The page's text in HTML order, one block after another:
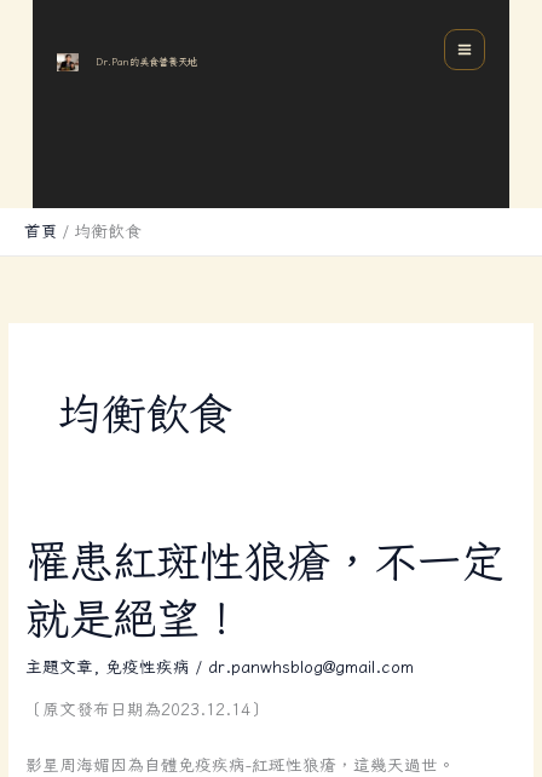
Dr.Pan的美食營養天地
MENU
首頁 均衡飲食
均衡飲食
罹患紅斑性狼瘡，不一定
就是絕望！
主題文章 免疫性疾病 / dr.panwhsblog@gmail.com
〔原文發布日期為2023.12.14〕
影星周海媚因為自體免疫疾病-紅斑性狼瘡，這幾天過世。
罹
患
紅
斑
性
不